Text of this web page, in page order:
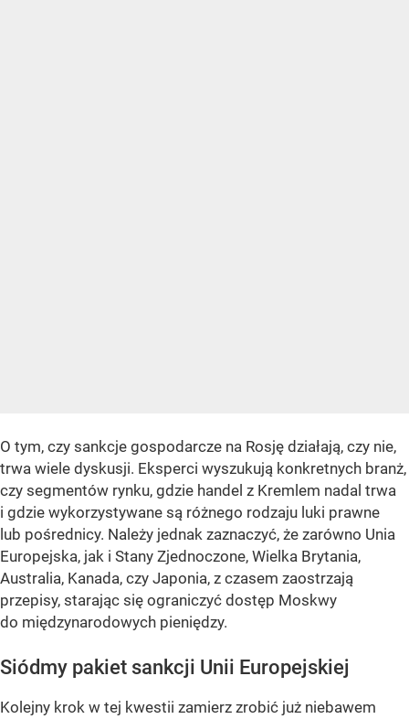
O tym, czy sankcje gospodarcze na Rosję działają, czy nie,
trwa wiele dyskusji. Eksperci wyszukują konkretnych branż,
czy segmentów rynku, gdzie handel z Kremlem nadal trwa
i gdzie wykorzystywane są różnego rodzaju luki prawne
lub pośrednicy. Należy jednak zaznaczyć, że zarówno Unia
Europejska, jak i Stany Zjednoczone, Wielka Brytania,
Australia, Kanada, czy Japonia, z czasem zaostrzają
przepisy, starając się ograniczyć dostęp Moskwy
do międzynarodowych pieniędzy.
Siódmy pakiet sankcji Unii Europejskiej
Kolejny krok w tej kwestii zamierz zrobić już niebawem